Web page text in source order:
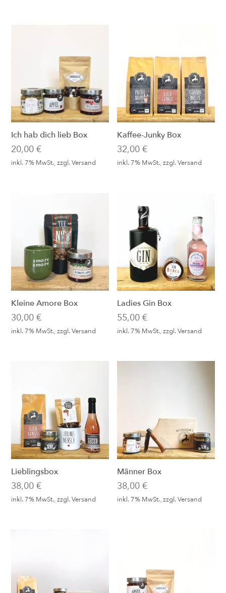
Ich hab dich lieb Box
20,00€
inkl. 7% MwSt., zzgl.Versand
Kaffee-Junky Box
32,00€
inkl. 7% MwSt., zzgl.Versand
Kleine Amore Box
30,00€
inkl. 7% MwSt., zzgl.Versand
Ladies Gin Box
55,00€
inkl. 7% MwSt., zzgl.Versand
Lieblingsbox
38,00€
inkl. 7% MwSt., zzgl.Versand
Männer Box
38,00€
inkl. 7% MwSt., zzgl.Versand